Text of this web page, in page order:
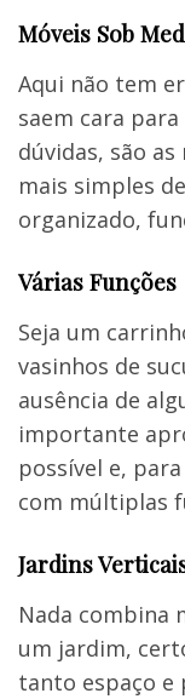
Móveis Sob
Aqui não tem
saem cara
dúvidas, são
mais simples
organizado,
Várias Funções
Seja um
vasinhos de
ausência de
importante
possível e,
com múltiplas
Jardins
Nada combina
um jardim,
tanto espaço